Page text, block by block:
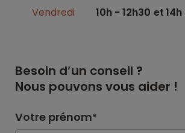
Vendredi
10h - 12h30 14h
Besoin d’un conseil ?
Nous pouvons vous aider !
Votre prénom*